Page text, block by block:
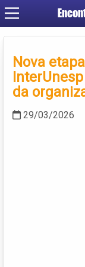
Nova
da
29/03/2026